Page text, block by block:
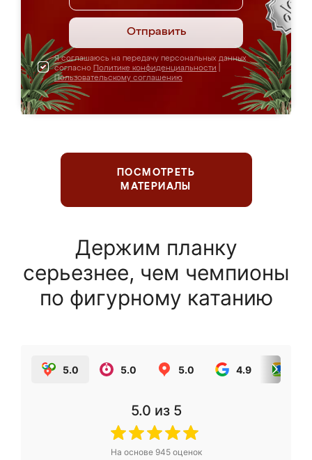
Отправить
Я соглашаюсь на передачу персональных данных
согласно Политике конфиденциальности
Пользовательскому соглашению
ПОСМОТРЕТЬ
МАТЕРИАЛЫ
Держим планку
серьезнее, чем чемпионы
по фигурному катанию
5.0 5.0 5.0 4.9
5.0 из 5
На основе 945оценок